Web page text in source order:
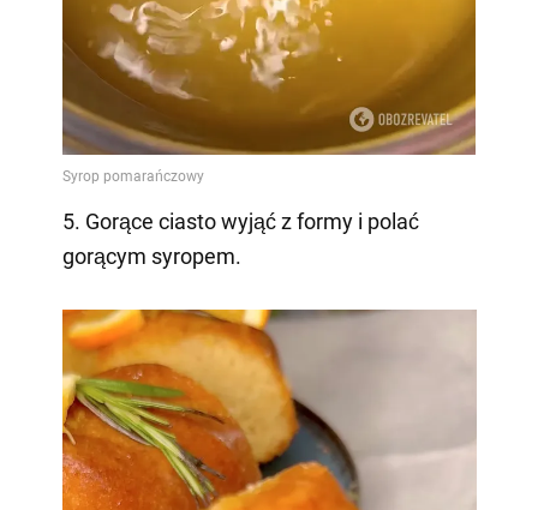
5. Gorące ciasto wyjąć z formy i polać
gorącym syropem.